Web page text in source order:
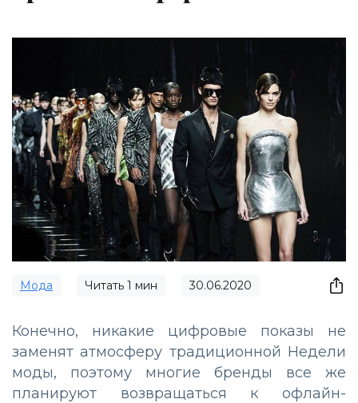
Мода Читать 1 мин 30.06.2020
Конечно, никакие цифровые показы не
заменят атмосферу традиционной Недели
моды, поэтому многие бренды все же
планируют возвращаться к офлайн-